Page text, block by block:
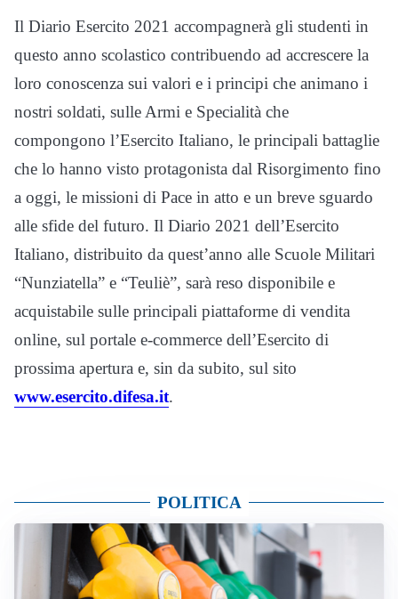
Il Diario Esercito 2021 accompagnerà gli studenti in
questo anno scolastico contribuendo ad accrescere la
loro conoscenza sui valori e i principi che animano i
nostri soldati, sulle Armi e Specialità che
compongono l’Esercito Italiano, le principali battaglie
che lo hanno visto protagonista dal Risorgimento fino
a oggi, le missioni di Pace in atto e un breve sguardo
alle sfide del futuro. Il Diario 2021 dell’Esercito
Italiano, distribuito da quest’anno alle Scuole Militari
“Nunziatella” e “Teuliè”, sarà reso disponibile e
acquistabile sulle principali piattaforme di vendita
online, sul portale e-commerce dell’Esercito di
prossima apertura e, sin da subito, sul sito
www.esercito.difesa.it.
POLITICA